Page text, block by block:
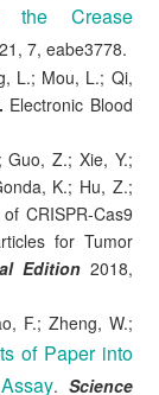
the Crease
7, eabe3778.
L.; Mou, L.; Qi,
Electronic Blood
Z.; Xie, Y.;
K.; Hu, Z.;
CRISPR‐Cas9
for Tumor
Edition 2018,
F.; Zheng, W.;
of Paper into
. Science